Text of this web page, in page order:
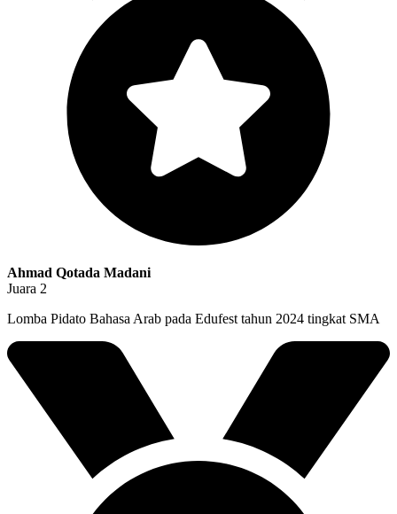
Ahmad Qotada Madani
Juara 2
Lomba Pidato Bahasa Arab pada Edufest tahun 2024 tingkat SMA